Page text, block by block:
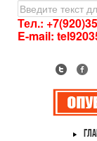
Тел.:
E-mail: